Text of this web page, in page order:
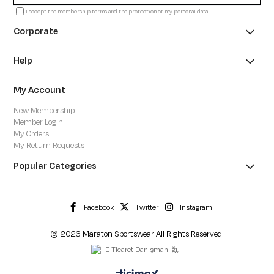
I accept the membership terms and the protection of my personal data.
Corporate
Help
My Account
New Membership
Member Login
My Orders
My Return Requests
Popular Categories
Facebook Twitter Instagram
© 2026 Maraton Sportswear All Rights Reserved.